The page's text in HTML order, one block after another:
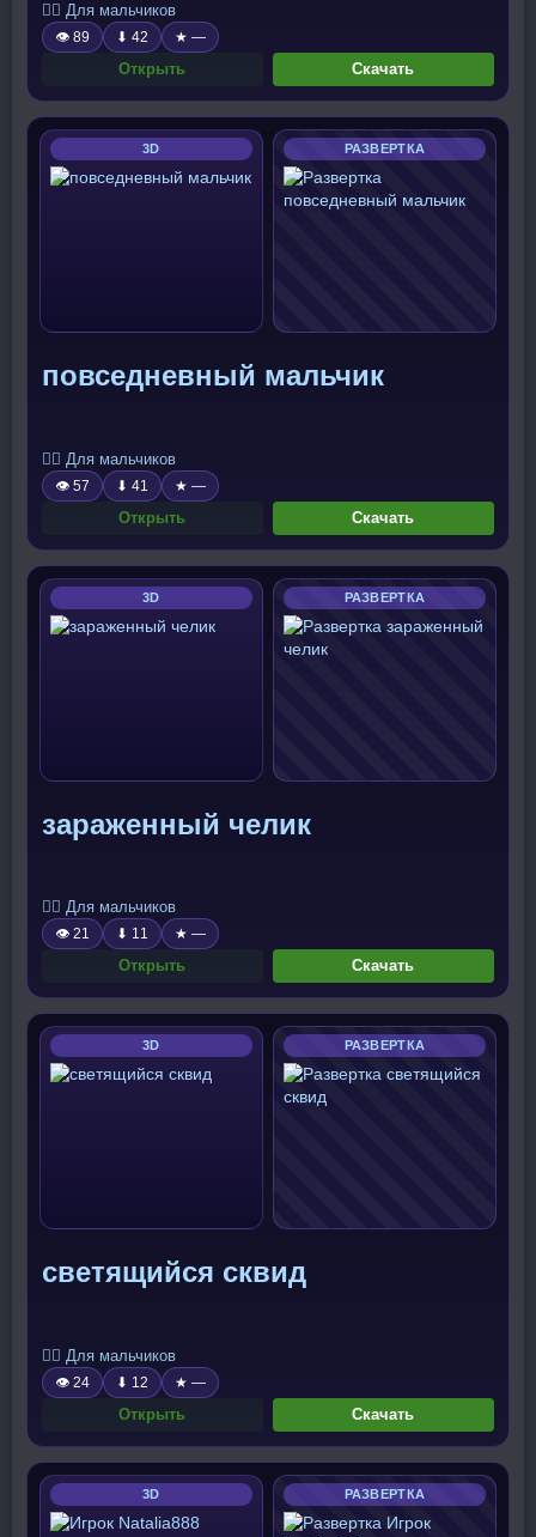
🧍‍♂️ Для мальчиков
👁 89 ⬇ 42 ★ —
Открыть Скачать
3D РАЗВЕРТКА
повседневный мальчик
🧍‍♂️ Для мальчиков
👁 57 ⬇ 41 ★ —
Открыть Скачать
3D РАЗВЕРТКА
зараженный челик
🧍‍♂️ Для мальчиков
👁 21 ⬇ 11 ★ —
Открыть Скачать
3D РАЗВЕРТКА
светящийся сквид
🧍‍♂️ Для мальчиков
👁 24 ⬇ 12 ★ —
Открыть Скачать
3D РАЗВЕРТКА